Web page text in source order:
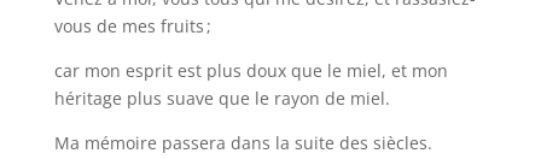
vous de mes fruits ;
car mon esprit est plus doux que le miel, et mon
héritage plus suave que le rayon de miel.
Ma mémoire passera dans la suite des siècles.